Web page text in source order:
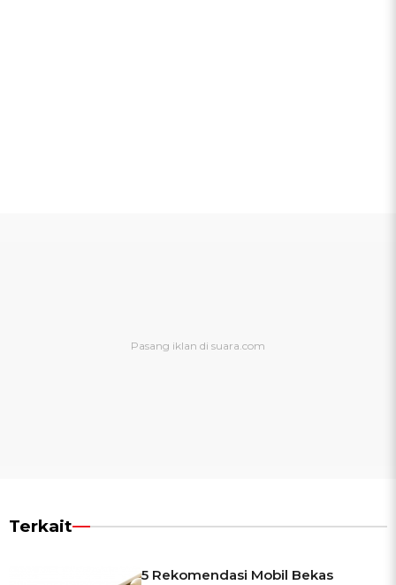
Terkait
5 Rekomendasi Mobil Bekas